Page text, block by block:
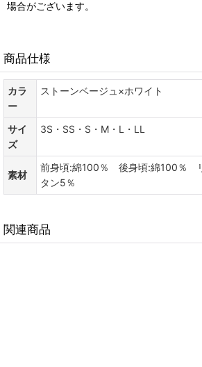
場合がございます。
商品仕様
カラ
ー
ストーンベージュ×ホワイト
サイ
ズ
3S・SS・S・M・L・LL
素材
前身頃:綿100％ 後身頃:綿100％
タン5％
関連商品